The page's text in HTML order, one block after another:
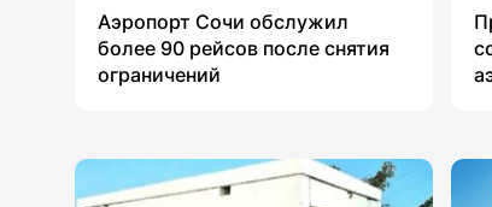
Аэропорт Сочи обслужил
более 90 рейсов после снятия
ограничений